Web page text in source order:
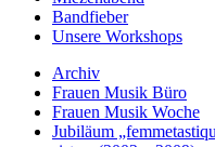
Bandfieber
Unsere Workshops
Archiv
Frauen Musik Büro
Frauen Musik Woche
Jubiläum